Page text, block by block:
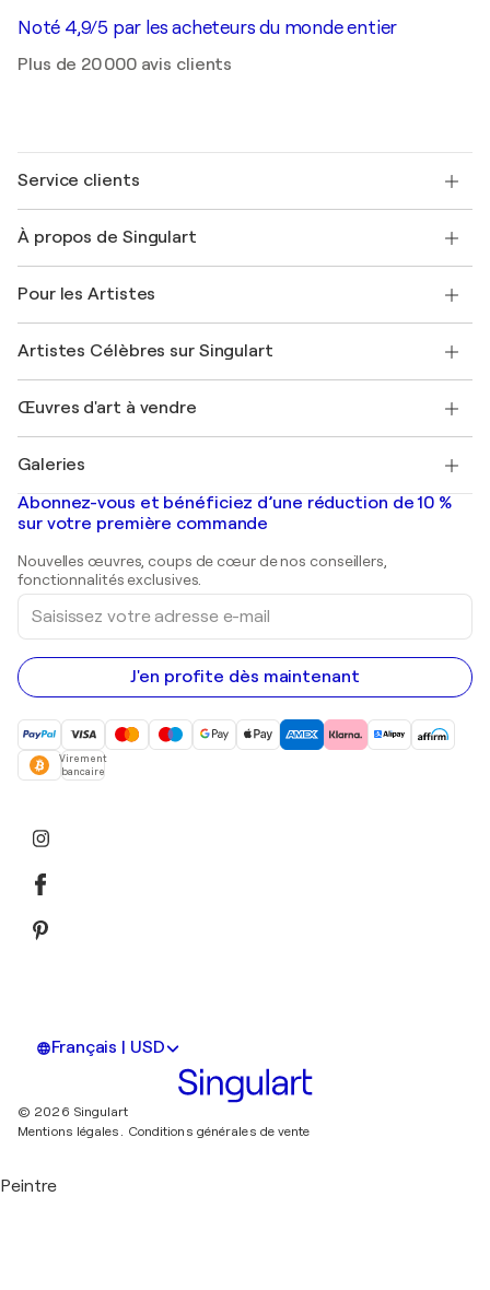
Noté 4,9/5 par les acheteurs du monde entier
Plus de 20 000 avis clients
Service clients
Expédition
Offrir une carte cadeau
Rejoignez notre programme commercial
Mon compte
+33 1 76 44 06 42
À propos de Singulart
FAQ
Magazine Singulart
Emplois
Découvrez une sélection d'art original
Pour les Artistes
Se connecter en tant qu'Artiste
Artistes Célèbres sur Singulart
Marc Chagall
Banksy
Mr. Brainwash
Shepard Fairey
Œuvres d'art à vendre
Tableaux abstraits à vendre
Peintures de paysage
Estampes
Peintures acryliques
Galeries
Galeries d'art en France
Galeries d'art en Belgique
Abonnez-vous et bénéficiez d’une réduction de 10 %
sur votre première commande
Nouvelles œuvres, coups de cœur de nos conseillers,
fonctionnalités exclusives.
Saisissez
votre
adresse
e-
mail
J'en profite dès maintenant
Virement
bancaire
Français | USD
© 2026 Singulart
Mentions légales. Conditions générales de vente
Peintre